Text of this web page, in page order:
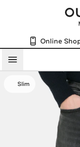
Online
Menü
Slim